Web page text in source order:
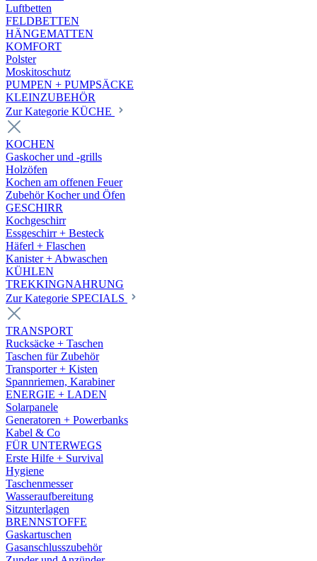
Luftbetten
FELDBETTEN
HÄNGEMATTEN
KOMFORT
Polster
Moskitoschutz
PUMPEN + PUMPSÄCKE
KLEINZUBEHÖR
Zur Kategorie KÜCHE
KOCHEN
Gaskocher und -grills
Holzöfen
Kochen am offenen Feuer
Zubehör Kocher und Öfen
GESCHIRR
Kochgeschirr
Essgeschirr + Besteck
Häferl + Flaschen
Kanister + Abwaschen
KÜHLEN
TREKKINGNAHRUNG
Zur Kategorie SPECIALS
TRANSPORT
Rucksäcke + Taschen
Taschen für Zubehör
Transporter + Kisten
Spannriemen, Karabiner
ENERGIE + LADEN
Solarpanele
Generatoren + Powerbanks
Kabel & Co
FÜR UNTERWEGS
Erste Hilfe + Survival
Hygiene
Taschenmesser
Wasseraufbereitung
Sitzunterlagen
BRENNSTOFFE
Gaskartuschen
Gasanschlusszubehör